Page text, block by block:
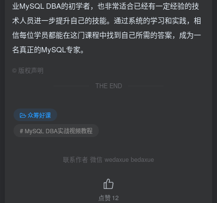
业MySQL DBA的初学者，也非常适合已经有一定经验的技
术人员进一步提升自己的技能。通过系统的学习和实践，相
信每位学员都能在这门课程中找到自己所需的答案，成为一
名真正的MySQL专家。
© 版权声明
THE END
众筹好课
# MySQL DBA实战视频教程
联系作者 微信 wedaxue bedaxue
点赞 12